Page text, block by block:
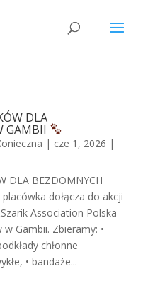
DLA
GAMBII
| cze 1, 2026 |
DLA BEZDOMNYCH
placówka dołącza do akcji
Association Polska
Gambii. Zbieramy: •
chłonne
• bandaże...